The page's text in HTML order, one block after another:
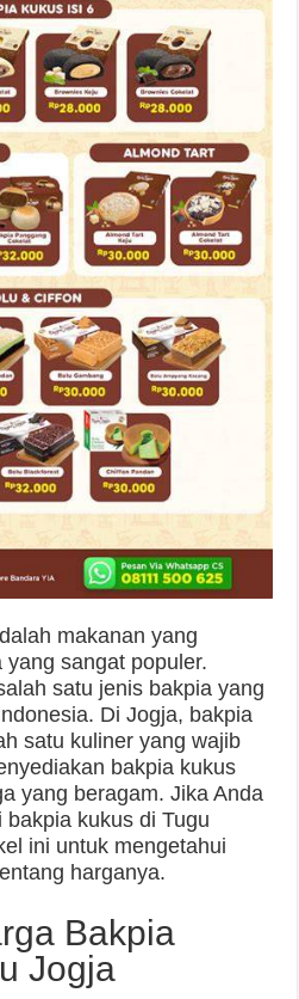
makanan yang
sangat populer.
satu jenis bakpia yang
Di Jogja, bakpia
satu kuliner yang wajib
bakpia kukus
yang beragam. Jika Anda
kukus di Tugu
ini untuk mengetahui
harganya.
Bakpia
Jogja